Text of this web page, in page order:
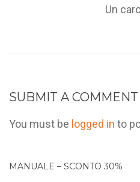
Un
SUBMIT A COMMENT
You must be logged in to
MANUALE – SCONTO 30%